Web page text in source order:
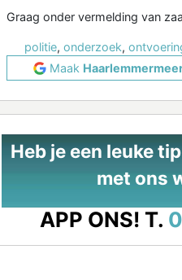
Graag onder vermelding van
politie, onderzoek,
Maak
Heb je een leuke
met ons
APP ONS! T.